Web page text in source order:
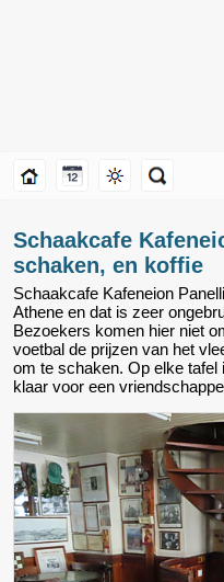
Schaakcafe
schaken, en koffie
Schaakcafe Kafeneion
Athene en dat is zeer
Bezoekers komen hier niet
voetbal de prijzen van het
om te schaken. Op elke
klaar voor een